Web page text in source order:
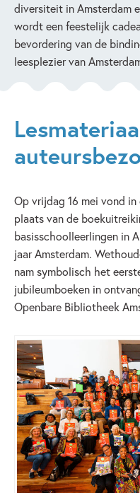
diversiteit in Amsterdam
wordt een feestelijk
bevordering van de
leesplezier van
Op vrijdag 16 mei vond
plaats van de
basisschoolleerlingen in
jaar Amsterdam.
nam symbolisch het
jubileumboeken in
Openbare Bibliotheek